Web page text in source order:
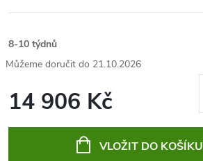
8-10 týdnů
21.10.2026
14 906 Kč
VLOŽIT DO KOŠÍKU